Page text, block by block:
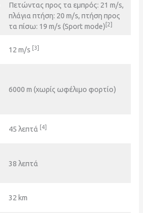
Πετώντας προς τα εμπρός: 21 m/s,
πλάγια πτήση: 20 m/s, πτήση προς
τα πίσω: 19 m/s (Sport mode) [2]
12 m/s [3]
6000 m (χωρίς ωφέλιμο φορτίο)
45 λεπτά [4]
38 λεπτά
32 km